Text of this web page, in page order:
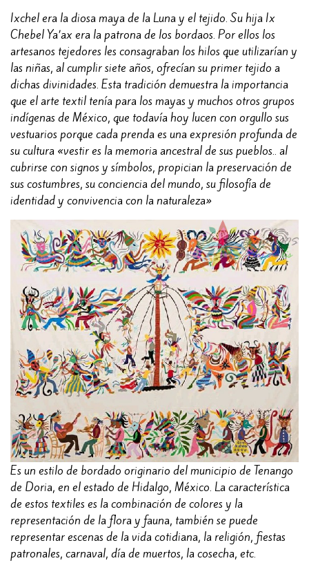
Ixchel era la diosa maya de la Luna y el tejido. Su hija Ix
Chebel Ya’ax era la patrona de los bordaos. Por ellos los
artesanos tejedores les consagraban los hilos que utilizarían y
las niñas, al cumplir siete años, ofrecían su primer tejido a
dichas divinidades. Esta tradición demuestra la importancia
que el arte textil tenía para los mayas y muchos otros grupos
indígenas de México, que todavía hoy lucen con orgullo sus
vestuarios porque cada prenda es una expresión profunda de
su cultura «vestir es la memoria ancestral de sus pueblos.. al
cubrirse con signos y símbolos, propician la preservación de
sus costumbres, su conciencia del mundo, su filosofía de
identidad y convivencia con la naturaleza»
Es un estilo de bordado originario del municipio de Tenango
de Doria, en el estado de Hidalgo, México. La característica
de estos textiles es la combinación de colores y la
representación de la flora y fauna, también se puede
representar escenas de la vida cotidiana, la religión, fiestas
patronales, carnaval, día de muertos, la cosecha, etc.